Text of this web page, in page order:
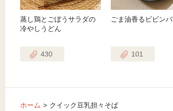
蒸し鶏とごぼうサラダの
冷やしうどん
430
ごま油香るビビンバ
101
ホーム クイック豆乳担々そば